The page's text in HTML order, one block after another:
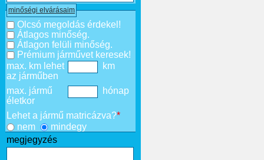
minőségi elvárásaim
Olcsó megoldás érdekel!
Átlagos minőség.
Átlagon felüli minőség.
Prémium járművet keresek!
max. km lehet
az járműben
km
max. jármű
életkor
hónap
Lehet a jármű matricázva?*
nem
mindegy
megjegyzés